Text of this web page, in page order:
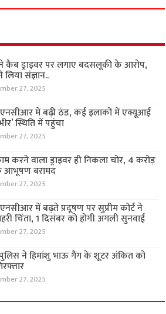
कैब ड्राइवर पर लगाए बदसलूकी के आरोप,
संज्ञान..
27, 2025
एनसीआर में बढ़ी ठंड, कई इलाकों में एक्यूआई
स्थिति में पहुंचा
27, 2025
करने वाला ड्राइवर ही निकला चोर, 4 करोड़
बरामद
27, 2025
में बढ़ते प्रदूषण पर सुप्रीम कोर्ट ने
चिंता, 1 दिसंबर को होगी अगली सुनवाई
27, 2025
ने हिमांशु भाऊ गैंग के शूटर अंकित को
27, 2025